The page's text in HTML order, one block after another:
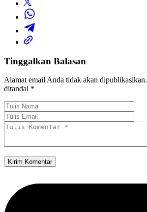
Tinggalkan Balasan
Alamat email Anda tidak akan dipublikasikan.
ditandai *